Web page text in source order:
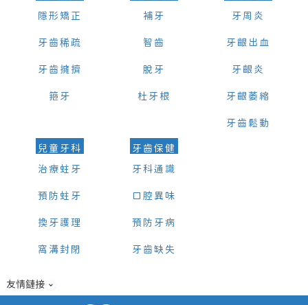
隱形矯正
牙齒稀疏
牙齒擁擠
箍牙
補牙
智齒
脫牙
杜牙根
牙周炎
牙齦出血
牙齦炎
牙齦萎縮
牙齒鬆動
兒童牙科
治療蛀牙
預防蛀牙
換牙護理
窩溝封閉
牙齒保健
牙科通識
口腔異味
預防牙病
牙齒缺失
友情鏈接